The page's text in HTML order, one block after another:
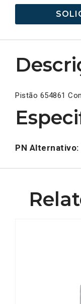
Pistão 654861
PN Alternativo: